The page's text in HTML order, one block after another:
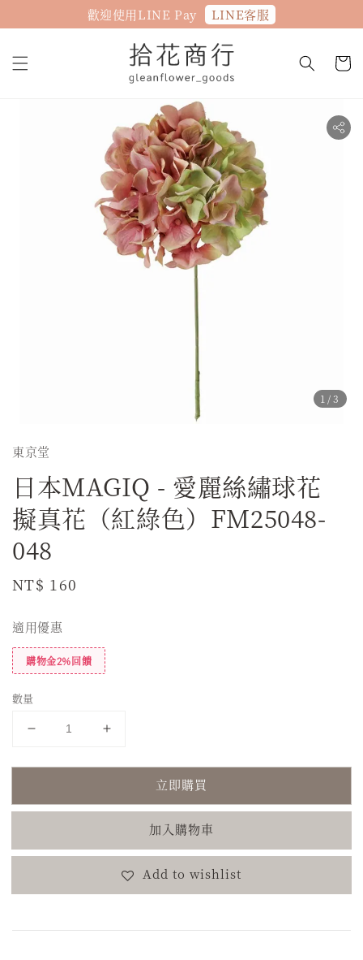
歡迎使用LINE Pay LINE客服
1 /3
東京堂
日本MAGIQ - 愛麗絲繡球花
擬真花（紅綠色）FM25048-
048
Regular
NT$ 160
適用優惠
購物金2%回饋
數量
立即購買
加入購物車
Add to wishlist